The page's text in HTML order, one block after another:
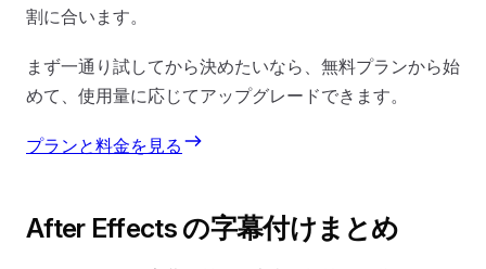
割に合います。
まず一通り試してから決めたいなら、無料プランから始
めて、使用量に応じてアップグレードできます。
プランと料金を見る
After Effects の字幕付けまとめ